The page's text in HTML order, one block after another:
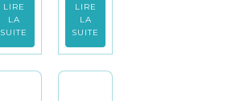
LIRE
LA
SUITE
LIRE
LA
SUITE